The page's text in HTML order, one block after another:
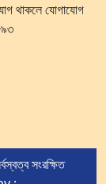
থাকলে যোগাযোগ
সংরক্ষিত